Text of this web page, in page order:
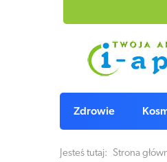
Zdrowie
Jesteś tutaj: Strona